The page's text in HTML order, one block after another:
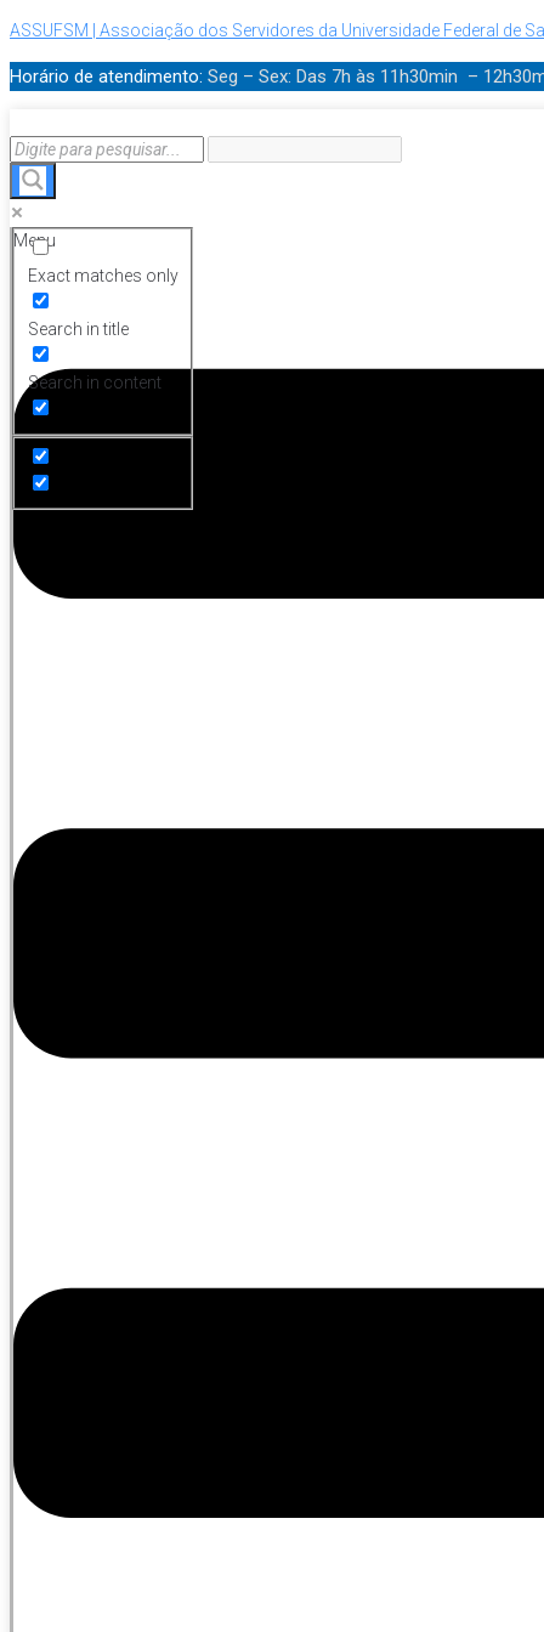
ASSUFSM | Associação dos Servidores da Universidade Federal de
Horário de atendimento: Seg – Sex: Das 7h às 11h30min –
Exact matches only
Search in title
Search in content
Menu